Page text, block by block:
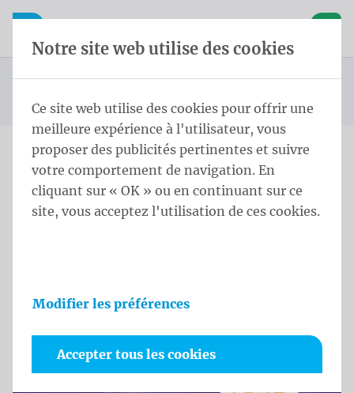
Skip content
Sauter la sélection de la langue
Ouvrir la navigation mobile
Vous êtes ici :
Drapeaux des pays d'Amérique du Nord
Drapeau Anguilla 150x200 cm
Drapeau Anguilla 150x200
cm
Notre site web utilise des cookies
Ce site web utilise des cookies pour offrir une
meilleure expérience à l'utilisateur, vous
proposer des publicités pertinentes et suivre
votre comportement de navigation. En
cliquant sur « OK » ou en continuant sur ce
site, vous acceptez l'utilisation de ces cookies.
Modifier les préférences
Accepter tous les cookies